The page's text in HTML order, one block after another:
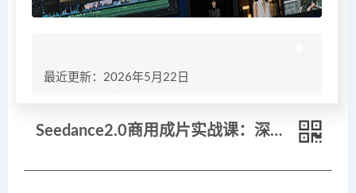
最近更新：2026年5月22日
Seedance2.0商用成片实战课：深挖广告大片制作逻辑，实操教学轻松商用落地